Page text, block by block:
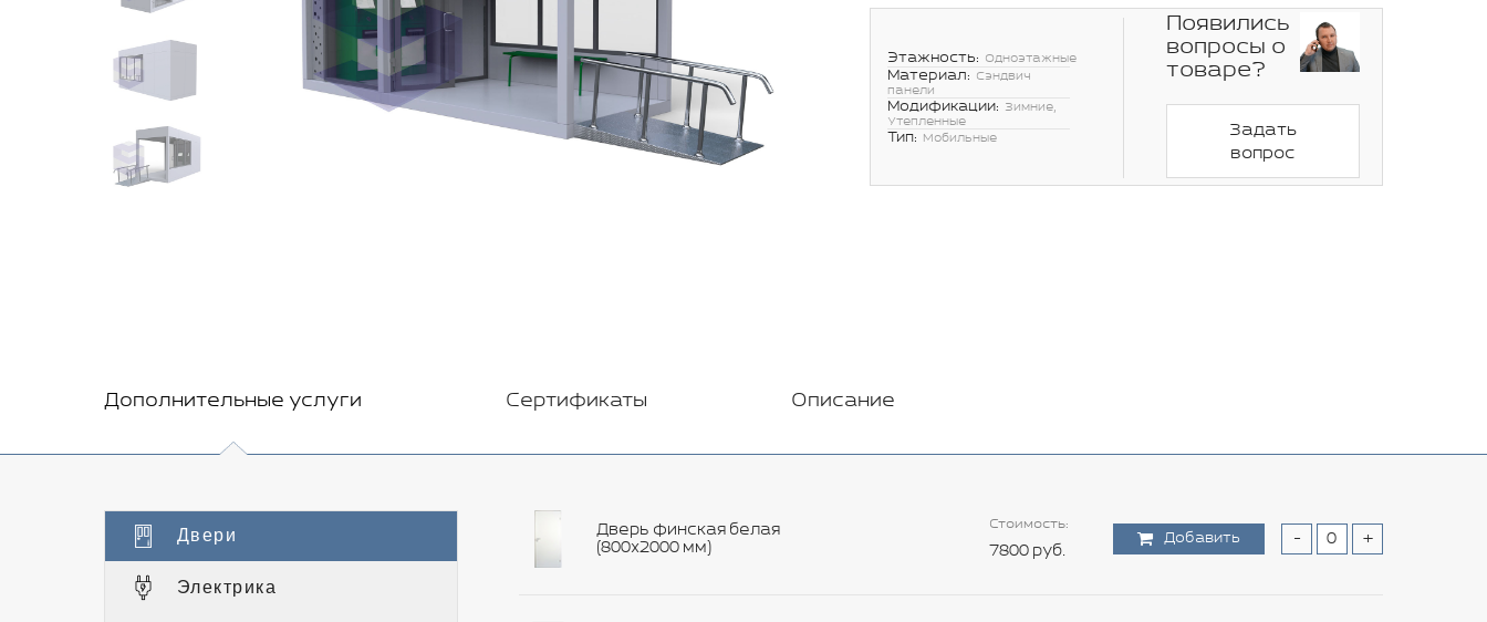
Этажность: Одноэтажные
Материал: Сэндвич
панели
Модификации: Зимние,
Утепленные
Тип: Мобильные
Появились
вопросы о
товаре?
Задать
вопрос
Дополнительные услуги Сертификаты Описание
Двери
Электрика
Дверь финская белая
(800х2000 мм)
Стоимость:
7800 руб.
Добавить - +